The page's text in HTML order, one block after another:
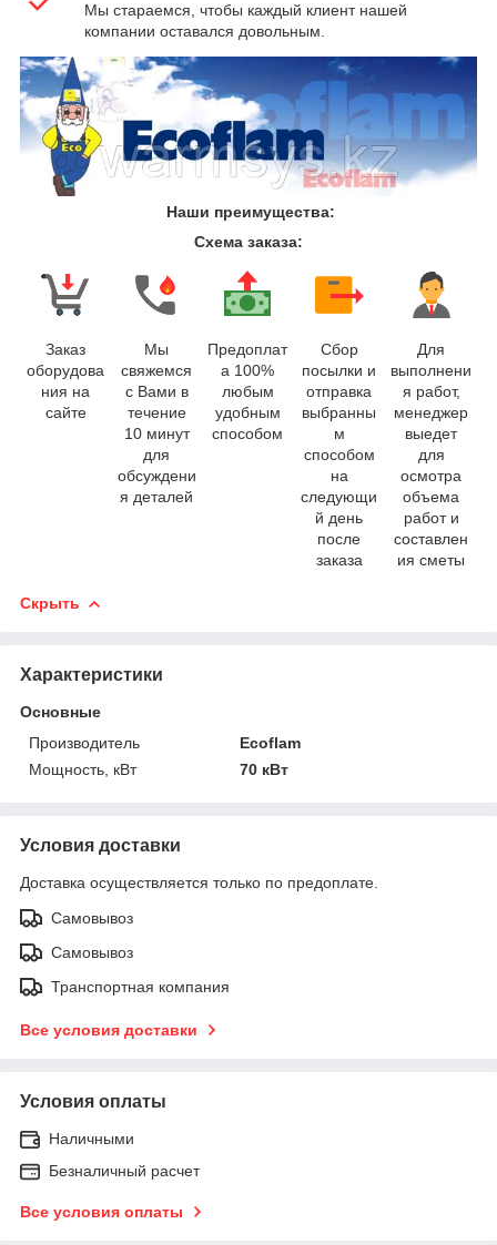
Мы стараемся, чтобы каждый клиент нашей
компании оставался довольным.
Наши преимущества:
Схема заказа:
Заказ
оборудова
ния на
сайте
Мы
свяжемся
с Вами в
течение
10 минут
для
обсуждени
я деталей
Предоплат
а 100%
любым
удобным
способом
Сбор
посылки и
отправка
выбранны
м
способом
на
следующи
й день
после
заказа
Для
выполнени
я работ,
менеджер
выедет
для
осмотра
объема
работ и
составлен
ия сметы
Скрыть
Характеристики
Основные
Производитель
Ecoflam
Мощность, кВт
70 кВт
Условия доставки
Доставка осуществляется только по предоплате.
Самовывоз
Самовывоз
Транспортная компания
Все условия доставки
Условия оплаты
Наличными
Безналичный расчет
Все условия оплаты